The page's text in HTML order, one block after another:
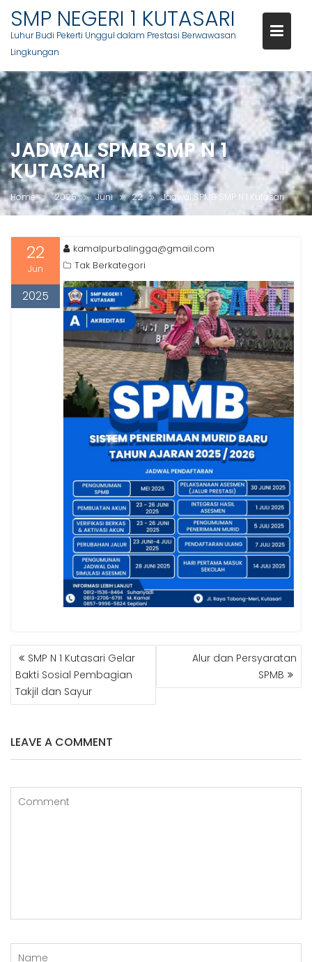
Skip
to
content
SMP NEGERI 1 KUTASARI
Luhur Budi Pekerti Unggul dalam Prestasi Berwawasan
Lingkungan
JADWAL SPMB SMP N 1
KUTASARI
Home 2025 Juni 22 Jadwal SPMB SMP N 1 Kutasari
22
Jun
2025
kamalpurbalingga@gmail.com
Tak Berkategori
NAVIGASI
POSSMP N 1 Kutasari Gelar
Bakti Sosial Pembagian
Takjil dan Sayur
Alur dan Persyaratan
SPMB
LEAVE A COMMENT